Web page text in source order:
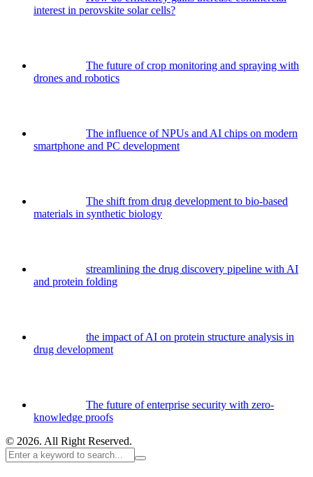
interest in perovskite solar cells?
The future of crop monitoring and spraying with
drones and robotics
The influence of NPUs and AI chips on modern
smartphone and PC development
The shift from drug development to bio-based
materials in synthetic biology
streamlining the drug discovery pipeline with AI
and protein folding
the impact of AI on protein structure analysis in
drug development
The future of enterprise security with zero-
knowledge proofs
© 2026. All Right Reserved.